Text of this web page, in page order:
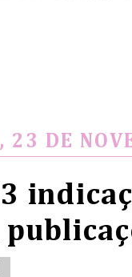
23 DE